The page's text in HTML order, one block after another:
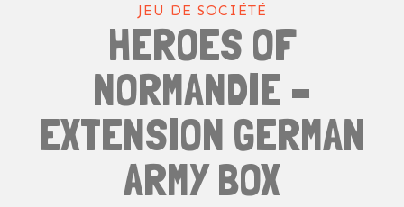
JEU DE SOCIÉTÉ
HEROES OF
NORMANDIE –
EXTENSION GERMAN
ARMY BOX